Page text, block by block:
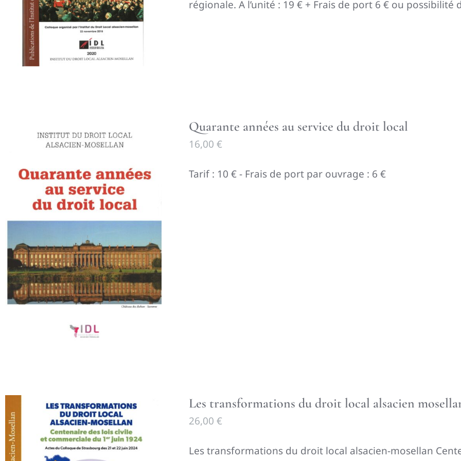
régionale. A l’unité : 19 € + Frais de port 6 € ou possibilité
Quarante années au service du droit local
16,00€
Tarif : 10 € - Frais de port par ouvrage : 6 €
Les transformations du droit local alsacien
26,00€
Les transformations du droit local alsacien-mosellan